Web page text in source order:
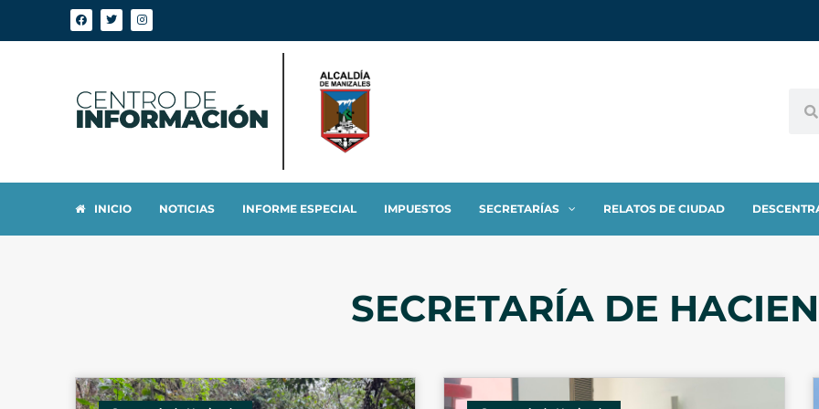
INICIO NOTICIAS INFORME ESPECIAL IMPUESTOS SECRETARÍAS RELATOS DE CIUDAD
SECRETARÍA DE